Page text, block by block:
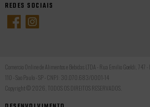
REDES SOCIAIS
Comercio Online de Alimentos e Bebidas LTDA - Rua Emilio Goeldi, 747
110 - Sao Paulo - SP - CNPJ: 30.070.683/0001-14
Copyright © 2026, TODOS OS DIREITOS RESERVADOS.